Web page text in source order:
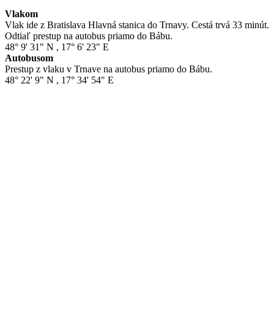
Vlakom
Vlak ide z Bratislava Hlavná stanica do Trnavy. Cestá trvá 33 minút.
Odtiaľ prestup na autobus priamo do Bábu.
48° 9' 31" N , 17° 6' 23" E
Autobusom
Prestup z vlaku v Trnave na autobus priamo do Bábu.
48° 22' 9" N , 17° 34' 54" E